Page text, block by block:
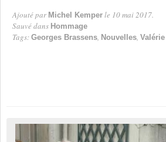
Ajouté par Michel Kemper le 10 mai 2017.
Sauvé dans Hommage
Tags: Georges Brassens, Nouvelles,